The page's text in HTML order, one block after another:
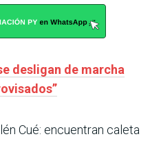
desligan de marcha
Cué: encuentran caleta